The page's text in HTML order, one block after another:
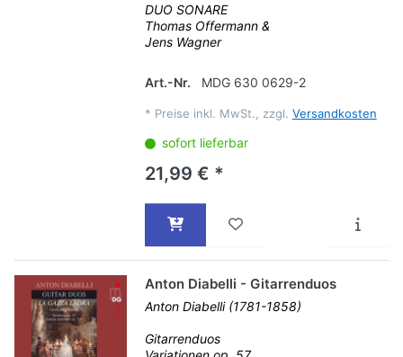
DUO SONARE
Thomas Offermann &
Jens Wagner
Art.-Nr. MDG 630 0629-2
* Preise inkl. MwSt., zzgl. Versandkosten
sofort lieferbar
21,99 € *
Anton Diabelli - Gitarrenduos
Anton Diabelli (1781-1858)
Gitarrenduos